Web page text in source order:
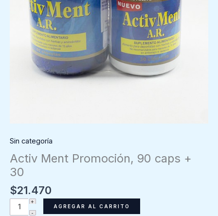
Sin categoría
Activ Ment Promoción, 90 caps +
30
$21.470
Activ
AGREGAR AL CARRITO